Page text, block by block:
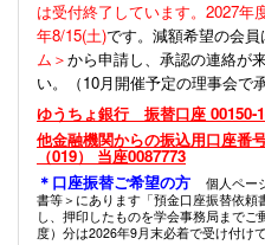
は受付終了しています。2027年
年8/15(土)です。減額希望の会員
ム＞から申請し、承認の連絡が
い。（10月開催予定の理事会で
ゆうちょ銀行 振替口座 00150-
他金融機関からの振込用口座番
（019） 当座0087773
＊口座振替ご希望の方
個人ペー
書等＞にあります「預金口座振替依頼
し、押印したものを学会事務局まで
度）分は2026年9月末必着で受け付けて